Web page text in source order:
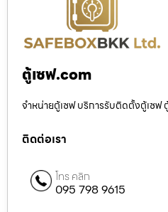
ตู้เซฟ.com
จำหน่ายตู้เซฟ บริการรับติดตั้งตู้เซฟ
ติดต่อเรา
โทร คลิก
095 798 9615